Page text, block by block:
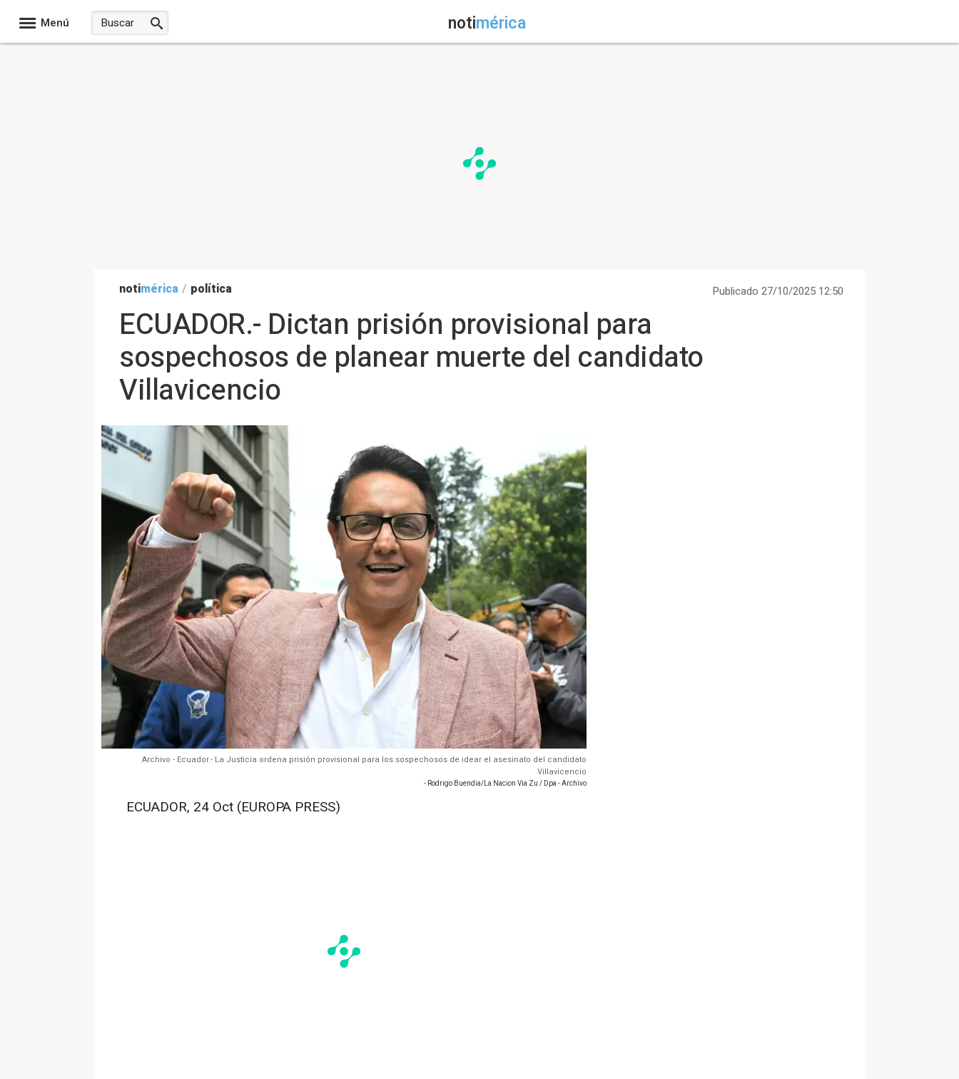
Menú notimérica
notimérica / política Publicado 27/10/2025 12:50
ECUADOR.- Dictan prisión provisional para
sospechosos de planear muerte del candidato
Villavicencio
Archivo - Ecuador.- La Justicia ordena prisión provisional para los sospechosos de idear el asesinato del candidato
Villavicencio
- Rodrigo Buendia/La Nacion Via Zu / Dpa - Archivo
ECUADOR, 24 Oct (EUROPA PRESS)